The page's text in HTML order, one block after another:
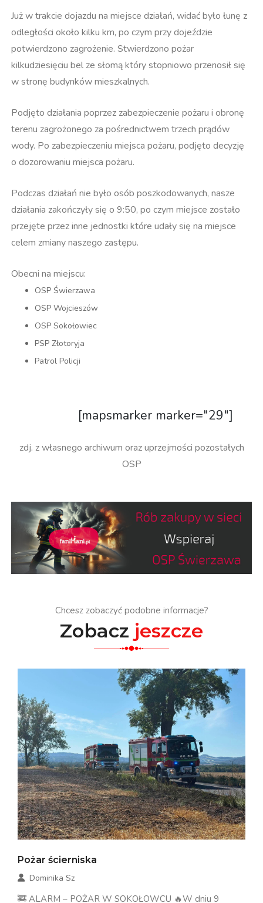
Już w trakcie dojazdu na miejsce działań, widać było łunę z
odległości około kilku km, po czym przy dojeździe
potwierdzono zagrożenie. Stwierdzono pożar
kilkudziesięciu bel ze słomą który stopniowo przenosił się
w stronę budynków mieszkalnych.
Podjęto działania poprzez zabezpieczenie pożaru i obronę
terenu zagrożonego za pośrednictwem trzech prądów
wody. Po zabezpieczeniu miejsca pożaru, podjęto decyzję
o dozorowaniu miejsca pożaru.
Podczas działań nie było osób poszkodowanych, nasze
działania zakończyły się o 9:50, po czym miejsce zostało
przejęte przez inne jednostki które udały się na miejsce
celem zmiany naszego zastępu.
Obecni na miejscu:
OSP Świerzawa
OSP Wojcieszów
OSP Sokołowiec
PSP Złotoryja
Patrol Policji
[mapsmarker marker="29"]
zdj. z własnego archiwum oraz uprzejmości pozostałych
OSP
Chcesz zobaczyć podobne informacje?
Zobacz jeszcze
Pożar ścierniska
Dominika Sz
🚒 ALARM – POŻAR W SOKOŁOWCU 🔥W dniu 9